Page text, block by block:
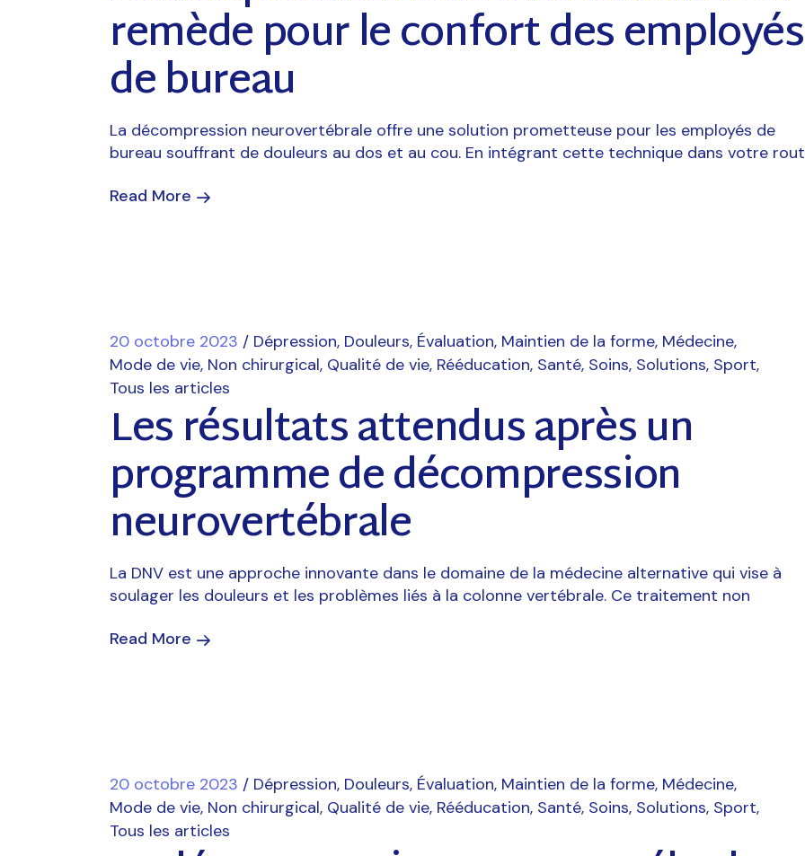
remède pour le confort des employés
de bureau
La décompression neurovertébrale offre une solution prometteuse pour les employés de
bureau souffrant de douleurs au dos et au cou. En intégrant cette technique dans votre rout
Read More
20 octobre 2023 Dépression Douleurs Évaluation Maintien de la forme Médecine
Mode de vie Non chirurgical Qualité de vie Rééducation Santé Soins Solutions Sport
Tous les articles
Les résultats attendus après un
programme de décompression
neurovertébrale
La DNV est une approche innovante dans le domaine de la médecine alternative qui vise à
soulager les douleurs et les problèmes liés à la colonne vertébrale. Ce traitement non
Read More
20 octobre 2023 Dépression Douleurs Évaluation Maintien de la forme Médecine
Mode de vie Non chirurgical Qualité de vie Rééducation Santé Soins Solutions Sport
Tous les articles